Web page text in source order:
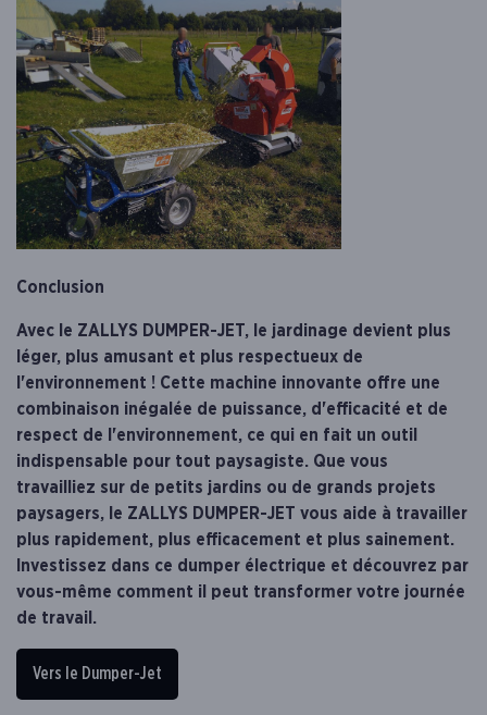
Conclusion
Avec le ZALLYS DUMPER-JET, le jardinage devient plus
léger, plus amusant et plus respectueux de
l'environnement ! Cette machine innovante offre une
combinaison inégalée de puissance, d'efficacité et de
respect de l'environnement, ce qui en fait un outil
indispensable pour tout paysagiste. Que vous
travailliez sur de petits jardins ou de grands projets
paysagers, le ZALLYS DUMPER-JET vous aide à travailler
plus rapidement, plus efficacement et plus sainement.
Investissez dans ce dumper électrique et découvrez par
vous-même comment il peut transformer votre journée
de travail.
Vers le Dumper-Jet